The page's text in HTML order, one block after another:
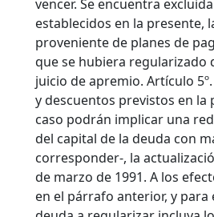
vencer. Se encuentra
establecidos en la presente,
proveniente de planes de
que se hubiera regularizado
juicio de apremio. Artículo
y descuentos previstos en la
caso podrán implicar una
del capital de la deuda con
corresponder-, la
de marzo de 1991. A los
en el párrafo anterior, y para